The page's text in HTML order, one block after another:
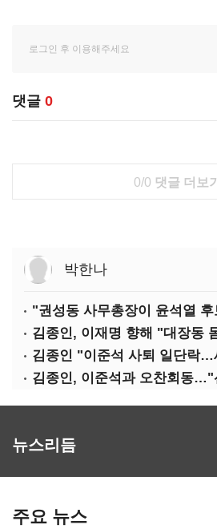
댓글 0
0/0 댓글 더보기
박한나
뉴스리듬
주요 뉴스